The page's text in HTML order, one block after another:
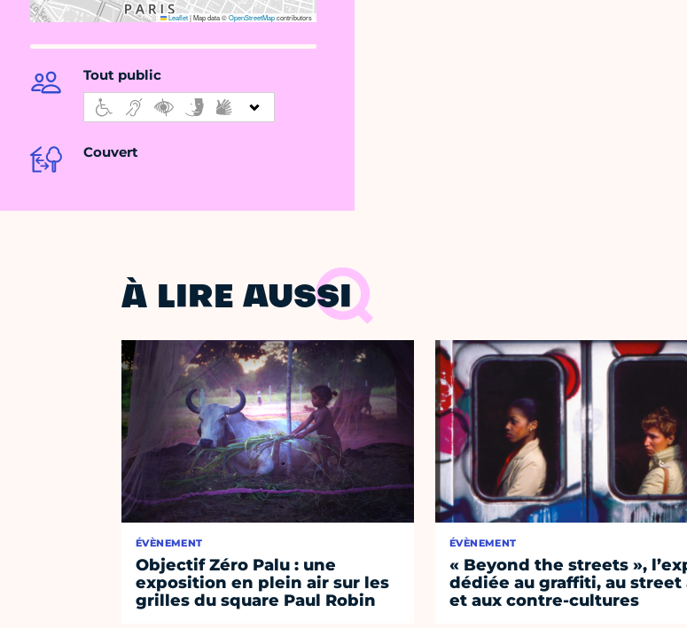
Leaflet|Map data ©OpenStreetMapcontributors
Tout public
Couvert
À LIRE AUSSI
ÉVÈNEMENT
Objectif Zéro Palu : une
exposition en plein air sur les
grilles du square Paul Robin
ÉVÈNEMENT
« Beyond the streets »,
dédiée au graffiti, au street
et aux contre-cultures